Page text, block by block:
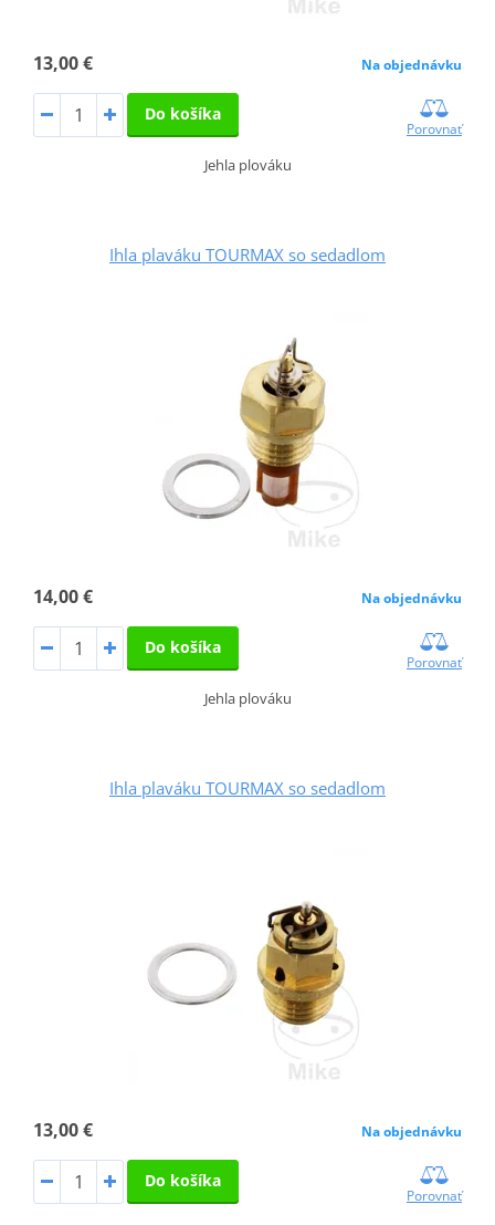
13,00 € Na objednávku
Do košíka
Porovnať
Jehla plováku
Ihla plaváku TOURMAX so sedadlom
14,00 € Na objednávku
Do košíka
Porovnať
Jehla plováku
Ihla plaváku TOURMAX so sedadlom
13,00 € Na objednávku
Do košíka
Porovnať